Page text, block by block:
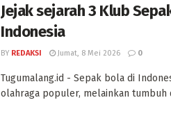
Jejak sejarah 3 Klub
Indonesia
BY REDAKSI Jumat, 8 Mei 2026 0
Tugumalang.id - Sepak bola di
olahraga populer, melainkan tumbuh